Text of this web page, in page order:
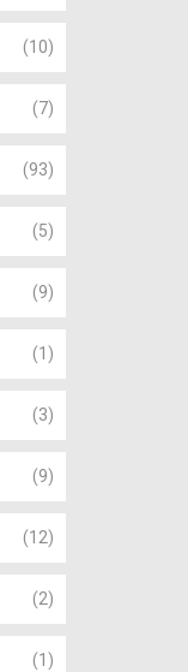
(10)
(7)
(93)
(5)
(9)
(1)
(3)
(9)
(12)
(2)
(1)